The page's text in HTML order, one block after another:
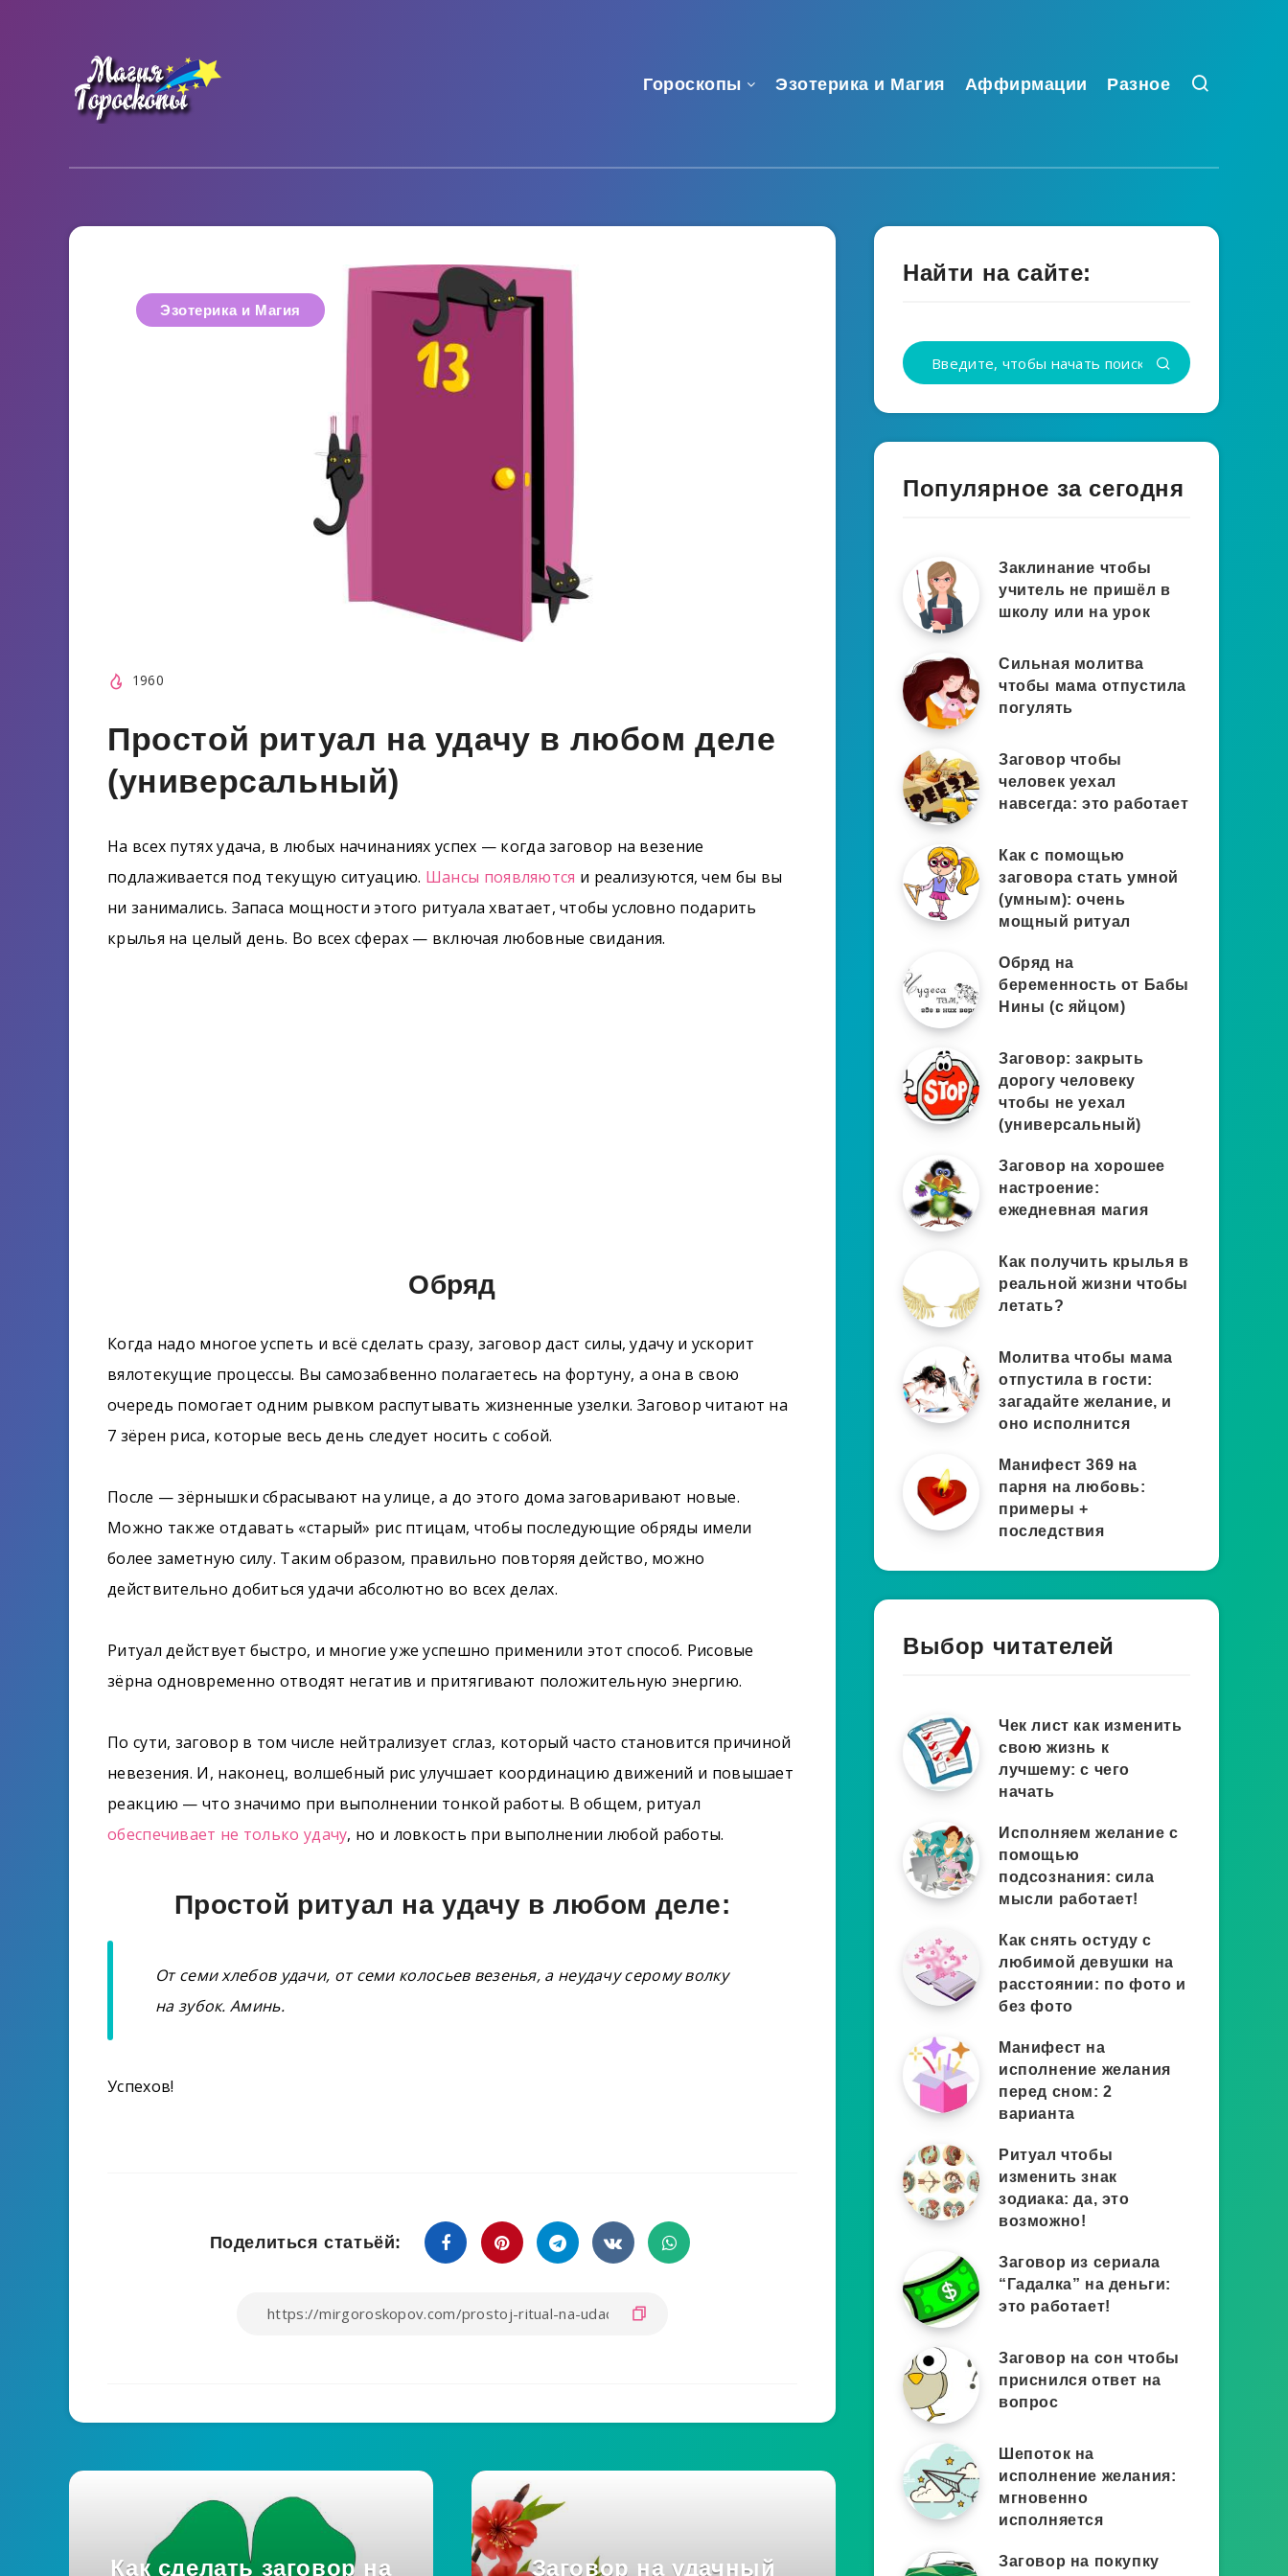
Гороскопы Эзотерика и Магия Аффирмации Разное
Эзотерика и Магия
1960
Простой ритуал на удачу в любом деле
(универсальный)
На всех путях удача, в любых начинаниях успех — когда заговор на везение
подлаживается под текущую ситуацию. Шансы появляются и реализуются, чем бы вы
ни занимались. Запаса мощности этого ритуала хватает, чтобы условно подарить
крылья на целый день. Во всех сферах — включая любовные свидания.
Обряд
Когда надо многое успеть и всё сделать сразу, заговор даст силы, удачу и ускорит
вялотекущие процессы. Вы самозабвенно полагаетесь на фортуну, а она в свою
очередь помогает одним рывком распутывать жизненные узелки. Заговор читают на
7 зёрен риса, которые весь день следует носить с собой.
После — зёрнышки сбрасывают на улице, а до этого дома заговаривают новые.
Можно также отдавать «старый» рис птицам, чтобы последующие обряды имели
более заметную силу. Таким образом, правильно повторяя действо, можно
действительно добиться удачи абсолютно во всех делах.
Ритуал действует быстро, и многие уже успешно применили этот способ. Рисовые
зёрна одновременно отводят негатив и притягивают положительную энергию.
По сути, заговор в том числе нейтрализует сглаз, который часто становится причиной
невезения. И, наконец, волшебный рис улучшает координацию движений и повышает
реакцию — что значимо при выполнении тонкой работы. В общем, ритуал
обеспечивает не только удачу, но и ловкость при выполнении любой работы.
Простой ритуал на удачу в любом деле:
От семи хлебов удачи, от семи колосьев везенья, а неудачу серому волку
на зубок. Аминь.
Успехов!
Поделиться статьёй:
Как сделать заговор на Заговор на удачный
Найти на сайте:
Популярное за сегодня
Заклинание чтобы
учитель не пришёл в
школу или на урок
Сильная молитва
чтобы мама отпустила
погулять
Заговор чтобы
человек уехал
навсегда: это работает
Как с помощью
заговора стать умной
(умным): очень
мощный ритуал
Обряд на
беременность от Бабы
Нины (с яйцом)
Заговор: закрыть
дорогу человеку
чтобы не уехал
(универсальный)
Заговор на хорошее
настроение:
ежедневная магия
Как получить крылья в
реальной жизни чтобы
летать?
Молитва чтобы мама
отпустила в гости:
загадайте желание, и
оно исполнится
Манифест 369 на
парня на любовь:
примеры +
последствия
Выбор читателей
Чек лист как изменить
свою жизнь к
лучшему: с чего
начать
Исполняем желание с
помощью
подсознания: сила
мысли работает!
Как снять остуду с
любимой девушки на
расстоянии: по фото и
без фото
Манифест на
исполнение желания
перед сном: 2
варианта
Ритуал чтобы
изменить знак
зодиака: да, это
возможно!
Заговор из сериала
“Гадалка” на деньги:
это работает!
Заговор на сон чтобы
приснился ответ на
вопрос
Шепоток на
исполнение желания:
мгновенно
исполняется
Заговор на покупку